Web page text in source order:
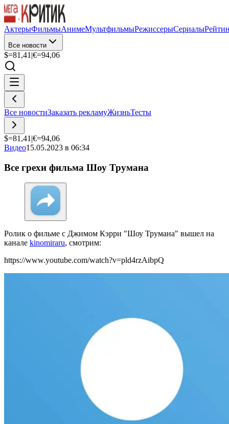
АктерыФильмыАнимеМультфильмыРежиссерыСериалы
Все новости
$=81,41 |€=94,06
Все новостиЗаказать рекламуЖизньТесты
$=81,41 |€=94,06
Видео15.05.2023 в 06:34
Все грехи фильма Шоу Трумана
Ролик о фильме с Джимом Кэрри "Шоу Трумана" вышел на
канале kinomiraru, смотрим:
https://www.youtube.com/watch?v=pld4rzAibpQ